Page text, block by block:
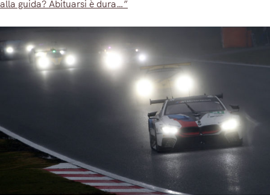
alla guida? Abituarsi è dura…”